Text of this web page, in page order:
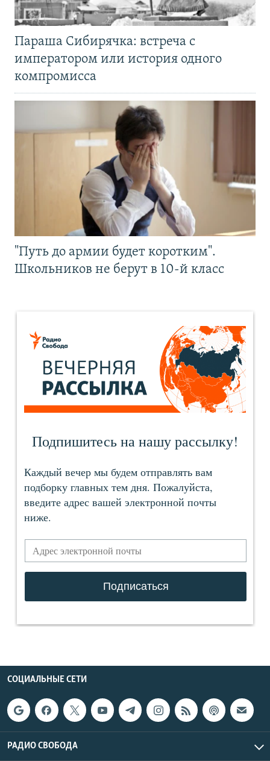
Параша Сибирячка: встреча с
императором или история одного
компромисса
"Путь до армии будет коротким".
Школьников не берут в 10-й класс
СОЦИАЛЬНЫЕ СЕТИ
РАДИО СВОБОДА